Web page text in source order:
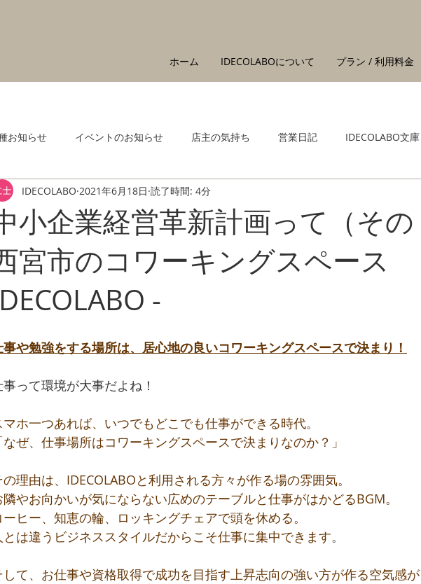
ホーム IDECOLABOについて プラン / 利用料金
お知らせ イベントのお知らせ 店主の気持ち 営業日記 IDECOLABO文庫
小企業経営革新計画って（そ
宮市のコワーキングスペース
-
IDECOLABO 2021年6月18日 読了時間: 4分
事や勉強をする場所は、居心地の良いコワーキングスペースで決まり！
事って環境が大事だよね！
マホ一つあれば、いつでもどこでも仕事ができる時代。
なぜ、仕事場所はコワーキングスペースで決まりなのか？」
の理由は、IDECOLABOと利用される方々が作る場の雰囲気。
隣やお向かいが気にならない広めのテーブルと仕事がはかどるBGM。
ーヒー、知恵の輪、ロッキングチェアで頭を休める。
とは違うビジネススタイルだからこそ仕事に集中できます。
して、お仕事や資格取得で成功を目指す上昇志向の強い方が作る空気感